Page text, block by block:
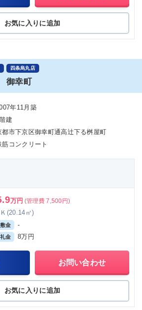
お気に入りに追加
四条烏丸店
幸町
年11月築
建
都市下京区御幸町通高辻下る桝屋町
筋コンクリート
万円 (管理費 7,500円)
(20.14㎡)
敷金 -
礼金 8万円
お問い合わせ
お気に入りに追加